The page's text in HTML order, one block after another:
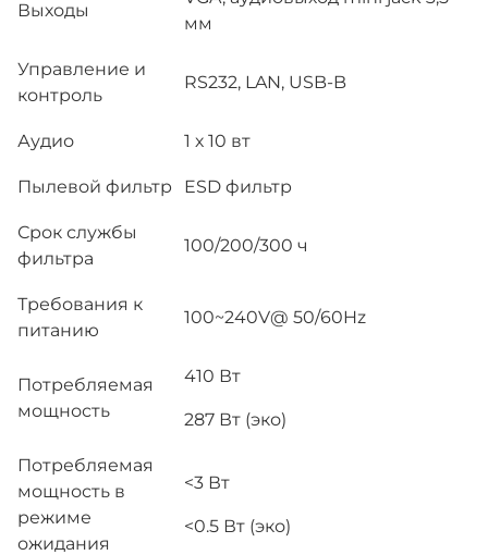
Выходы
мм
Управление и
контроль
RS232, LAN, USB-B
Аудио 1 х 10 вт
Пылевой фильтр ESD фильтр
Срок службы
фильтра
100/200/300 ч
Требования к
питанию
100~240V@ 50/60Hz
Потребляемая
мощность
410 Вт
287 Вт (эко)
Потребляемая
мощность в
режиме
ожидания
<3 Вт
<0.5 Вт (эко)